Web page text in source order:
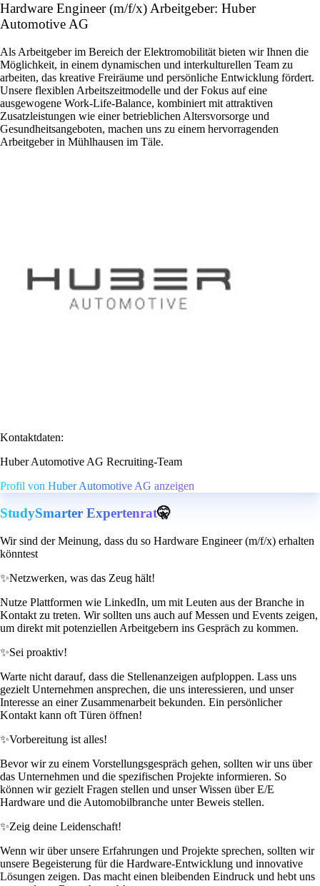
Hardware Engineer (m/f/x) Arbeitgeber: Huber
Automotive AG
Als Arbeitgeber im Bereich der Elektromobilität bieten wir Ihnen die
Möglichkeit, in einem dynamischen und interkulturellen Team zu
arbeiten, das kreative Freiräume und persönliche Entwicklung fördert.
Unsere flexiblen Arbeitszeitmodelle und der Fokus auf eine
ausgewogene Work-Life-Balance, kombiniert mit attraktiven
Zusatzleistungen wie einer betrieblichen Altersvorsorge und
Gesundheitsangeboten, machen uns zu einem hervorragenden
Arbeitgeber in Mühlhausen im Täle.
Kontaktdaten:
Huber Automotive AG Recruiting-Team
Profil von Huber Automotive AG anzeigen
StudySmarter Expertenrat🤫
Wir sind der Meinung, dass du so Hardware Engineer (m/f/x) erhalten
könntest
✨Netzwerken, was das Zeug hält!
Nutze Plattformen wie LinkedIn, um mit Leuten aus der Branche in
Kontakt zu treten. Wir sollten uns auch auf Messen und Events zeigen,
um direkt mit potenziellen Arbeitgebern ins Gespräch zu kommen.
✨Sei proaktiv!
Warte nicht darauf, dass die Stellenanzeigen aufploppen. Lass uns
gezielt Unternehmen ansprechen, die uns interessieren, und unser
Interesse an einer Zusammenarbeit bekunden. Ein persönlicher
Kontakt kann oft Türen öffnen!
✨Vorbereitung ist alles!
Bevor wir zu einem Vorstellungsgespräch gehen, sollten wir uns über
das Unternehmen und die spezifischen Projekte informieren. So
können wir gezielt Fragen stellen und unser Wissen über E/E
Hardware und die Automobilbranche unter Beweis stellen.
✨Zeig deine Leidenschaft!
Wenn wir über unsere Erfahrungen und Projekte sprechen, sollten wir
unsere Begeisterung für die Hardware-Entwicklung und innovative
Lösungen zeigen. Das macht einen bleibenden Eindruck und hebt uns